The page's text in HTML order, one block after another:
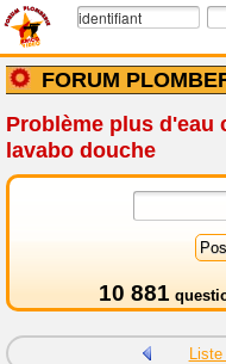
FORUM
Problème plus d'eau
lavabo douche
10 881